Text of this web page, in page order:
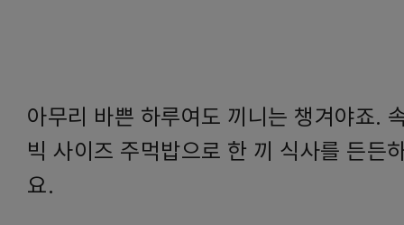
아무리 바쁜 하루여도 끼니는 챙겨야죠.
빅 사이즈 주먹밥으로 한 끼 식사를 든든
요.